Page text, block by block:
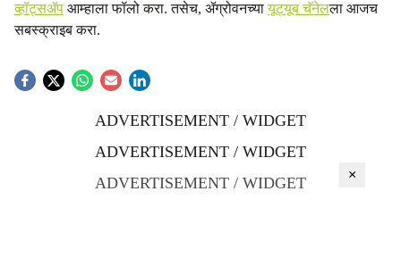
व्हॉट्सॲप आम्हाला फॉलो करा. तसेच, ॲग्रोवनच्यायूट्यूब चॅनेलला आजच
सबस्क्राइब करा.
ADVERTISEMENT / WIDGET
ADVERTISEMENT / WIDGET
ADVERTISEMENT / WIDGET
×